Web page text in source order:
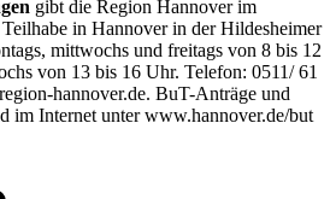
gibt die Region Hannover im
in Hannover in der Hildesheimer
mittwochs und freitags von 8 bis 12
von 13 bis 16 Uhr. Telefon: 0511/ 61
hannover.de. BuT-Anträge und
im Internet unter www.hannover.de/but